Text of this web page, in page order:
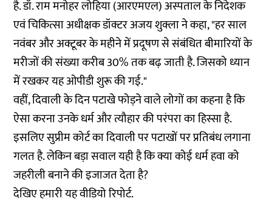
है. डॉ. राम मनोहर लोहिया (आरएमएल) अस्पताल के निदेशक
एवं चिकित्सा अधीक्षक डॉक्टर अजय शुक्ला ने कहा, "हर साल
नवंबर और अक्टूबर के महीने में प्रदूषण से संबंधित बीमारियों के
मरीजों की संख्या करीब 30% तक बढ़ जाती है. जिसको ध्यान
में रखकर यह ओपीडी शुरू की गई."
वहीं, दिवाली के दिन पटाखे फोड़ने वाले लोगों का कहना है कि
ऐसा करना उनके धर्म और त्यौहार की परंपरा का हिस्सा है.
इसलिए सुप्रीम कोर्ट का दिवाली पर पटाखों पर प्रतिबंध लगाना
गलत है. लेकिन बड़ा सवाल यही है कि क्या कोई धर्म हवा को
जहरीली बनाने की इजाजत देता है?
देखिए हमारी यह वीडियो रिपोर्ट.